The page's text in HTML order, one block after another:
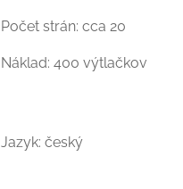
Počet strán: cca 20
Náklad: 400 výtlačkov
Jazyk: český